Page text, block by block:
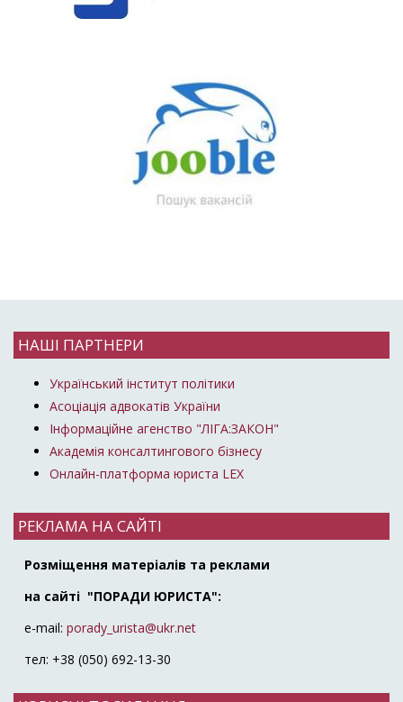
НАШІ ПАРТНЕРИ
Український інститут політики
Асоціація адвокатів України
Інформаційне агенство "ЛІГА:ЗАКОН"
Академія консалтингового бізнесу
Онлайн-платформа юриста LEX
РЕКЛАМА НА САЙТІ
Розміщення матеріалів та реклами
на сайті "ПОРАДИ ЮРИСТА":
e-mail: porady_urista@ukr.net
тел: +38 (050) 692-13-30